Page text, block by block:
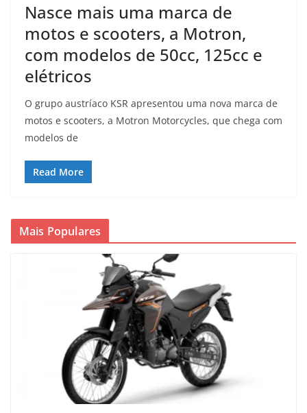
Nasce mais uma marca de
motos e scooters, a Motron,
com modelos de 50cc, 125cc e
elétricos
O grupo austríaco KSR apresentou uma nova marca de
motos e scooters, a Motron Motorcycles, que chega com
modelos de
Read More
Mais Populares